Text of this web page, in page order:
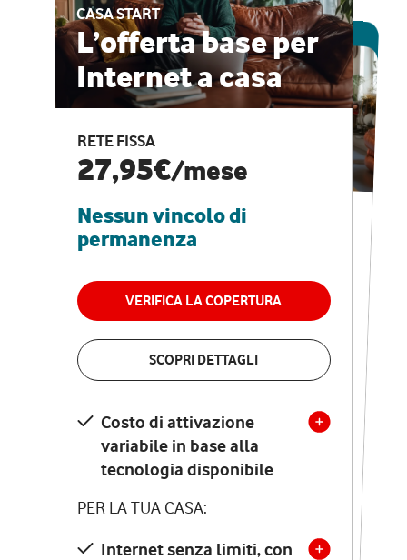
CASA START
L’offerta base per
Internet a casa
RETE FISSA
27,95€/mese
Nessun vincolo di
permanenza
VERIFICA LA COPERTURA
SCOPRI DETTAGLI
Costo di attivazione
variabile in base alla
tecnologia disponibile
PER LA TUA CASA:
Internet senza limiti, con
ESCLUSIVA ONLINE
CASA PRO
Internet veloce e
vantaggi speciali
RETE FISSA + VODAFONE CLUB
29,95€
permanenza
VERIFICA LA COPERTURA
Costo di attivazione
variabile in base alla
tecnologia disponibile
PER LA TUA CASA:
Internet senza limiti, con
la migliore tecnologia